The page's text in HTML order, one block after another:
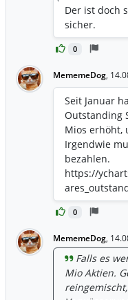
0
Der ist doch
sicher.
MememeDog,
0
Seit Januar
Outstanding
Mios erhöht,
Irgendwie
bezahlen.
https://
MememeDog,
Falls es
Mio Aktien.